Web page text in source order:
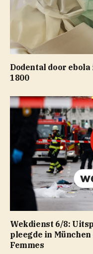
Dodental door
1800
Wekdienst 6/8:
pleegde in
Femmes